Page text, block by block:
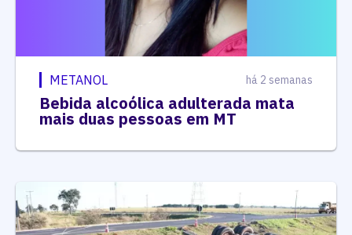
METANOL há 2 semanas
Bebida alcoólica adulterada mata
mais duas pessoas em MT